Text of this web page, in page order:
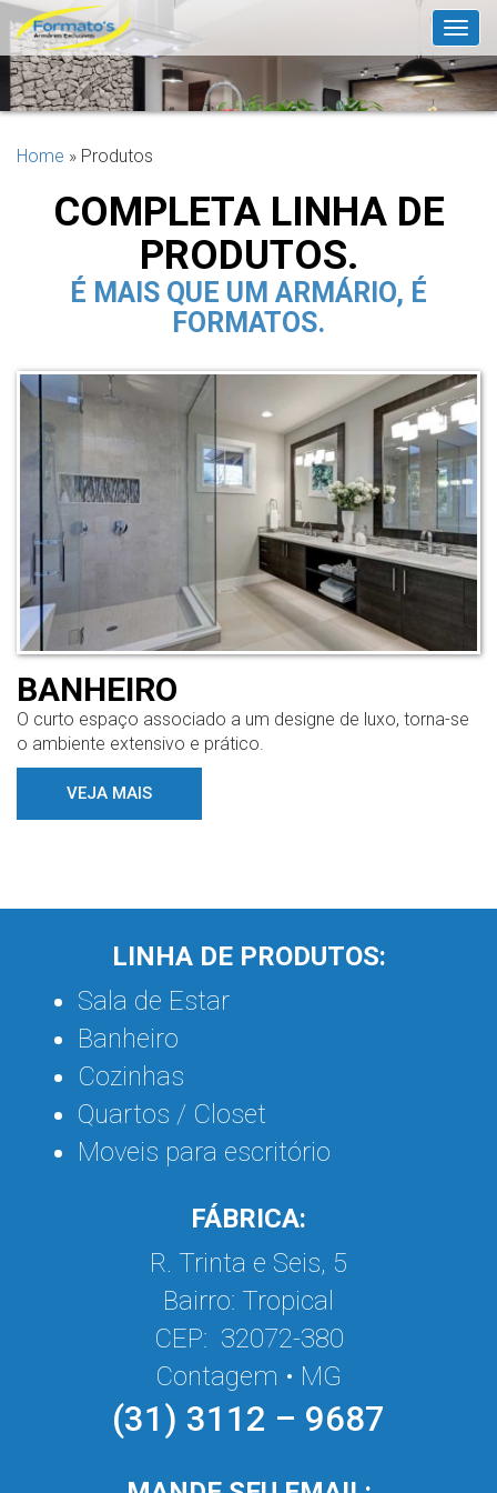
Home » Produtos
COMPLETA LINHA DE
PRODUTOS.
É MAIS QUE UM ARMÁRIO, É
FORMATOS.
BANHEIRO
O curto espaço associado a um designe de luxo, torna-se
o ambiente extensivo e prático.
VEJA MAIS
LINHA DE PRODUTOS:
Sala de Estar
Banheiro
Cozinhas
Quartos / Closet
Moveis para escritório
FÁBRICA:
R. Trinta e Seis, 5
Bairro: Tropical
CEP: 32072-380
Contagem • MG
(31) 3112 – 9687